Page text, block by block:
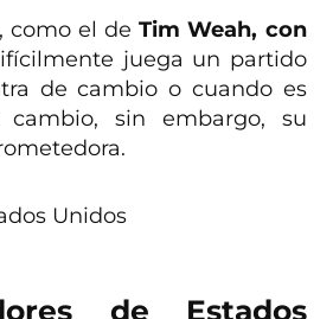
como el deTim Weah, con
juega un partido
de cambio o cuando es
sin embargo, su
de Estados